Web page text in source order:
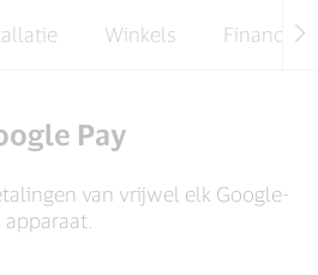
Winkels
Pay
van vrijwel elk Google-
apparaat.